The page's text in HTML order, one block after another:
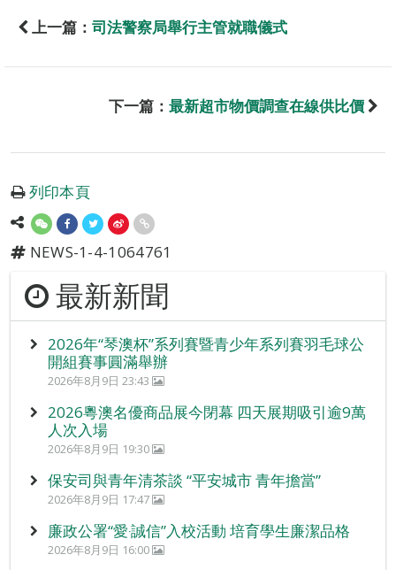
上一篇： 司法警察局舉行主管就職儀式
下一篇： 最新超市物價調查在線供比價
列印本頁
NEWS-1-4-1064761
最新新聞
2026年“琴澳杯”系列賽暨青少年系列賽羽毛球公
開組賽事圓滿舉辦
2026年8月9日 23:43
2026粵澳名優商品展今閉幕 四天展期吸引逾9萬
人次入場
2026年8月9日 19:30
保安司與青年清茶談 “平安城市 青年擔當”
2026年8月9日 17:47
廉政公署“愛‧誠信”入校活動 培育學生廉潔品格
2026年8月9日 16:00